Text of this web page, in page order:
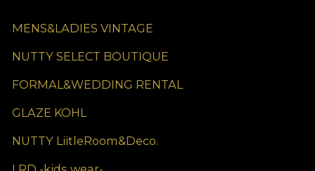
MENS&LADIES VINTAGE
NUTTY SELECT BOUTIQUE
FORMAL&WEDDING RENTAL
GLAZE KOHL
NUTTY LiitleRoom&Deco.